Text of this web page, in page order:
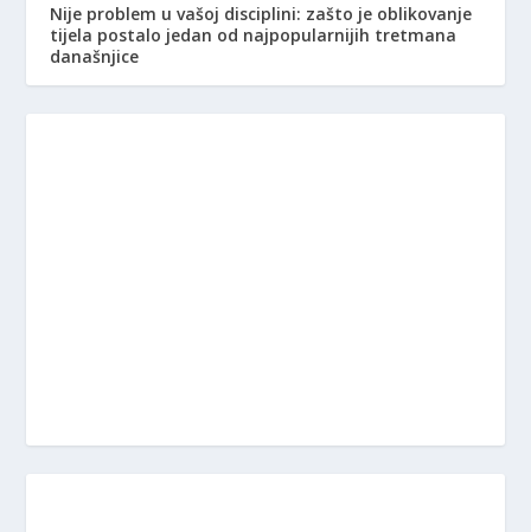
Nije problem u vašoj disciplini: zašto je oblikovanje
tijela postalo jedan od najpopularnijih tretmana
današnjice